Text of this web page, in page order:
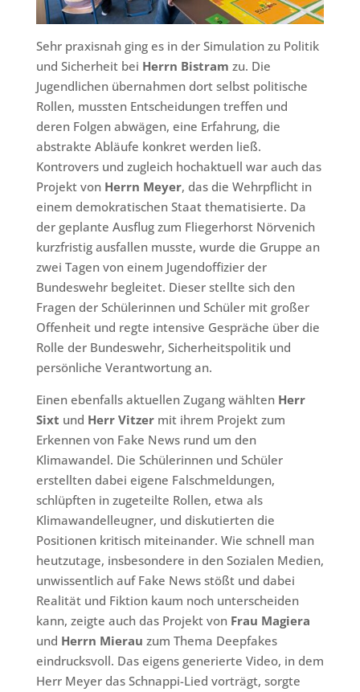
Sehr praxisnah ging es in der Simulation zu Politik
und Sicherheit bei Herrn Bistram zu. Die
Jugendlichen übernahmen dort selbst politische
Rollen, mussten Entscheidungen treffen und
deren Folgen abwägen, eine Erfahrung, die
abstrakte Abläufe konkret werden ließ.
Kontrovers und zugleich hochaktuell war auch das
Projekt von Herrn Meyer, das die Wehrpflicht in
einem demokratischen Staat thematisierte. Da
der geplante Ausflug zum Fliegerhorst Nörvenich
kurzfristig ausfallen musste, wurde die Gruppe an
zwei Tagen von einem Jugendoffizier der
Bundeswehr begleitet. Dieser stellte sich den
Fragen der Schülerinnen und Schüler mit großer
Offenheit und regte intensive Gespräche über die
Rolle der Bundeswehr, Sicherheitspolitik und
persönliche Verantwortung an.
Einen ebenfalls aktuellen Zugang wählten Herr
Sixt und Herr Vitzermit ihrem Projekt zum
Erkennen von Fake News rund um den
Klimawandel. Die Schülerinnen und Schüler
erstellten dabei eigene Falschmeldungen,
schlüpften in zugeteilte Rollen, etwa als
Klimawandelleugner, und diskutierten die
Positionen kritisch miteinander. Wie schnell man
heutzutage, insbesondere in den Sozialen Medien,
unwissentlich auf Fake News stößt und dabei
Realität und Fiktion kaum noch unterscheiden
kann, zeigte auch das Projekt von Frau Magiera
und Herrn Mierau zum Thema Deepfakes
eindrucksvoll. Das eigens generierte Video, in dem
Herr Meyer das Schnappi-Lied vorträgt, sorgte